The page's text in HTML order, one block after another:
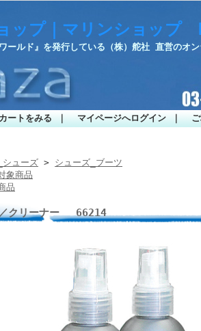
ップ｜マリンショップ
ルド』を発行している（株）舵社 直営のオ
カートをみる マイページへログイン
シューズ > シューズ_ブーツ
象商品
品
／クリーナー 66214